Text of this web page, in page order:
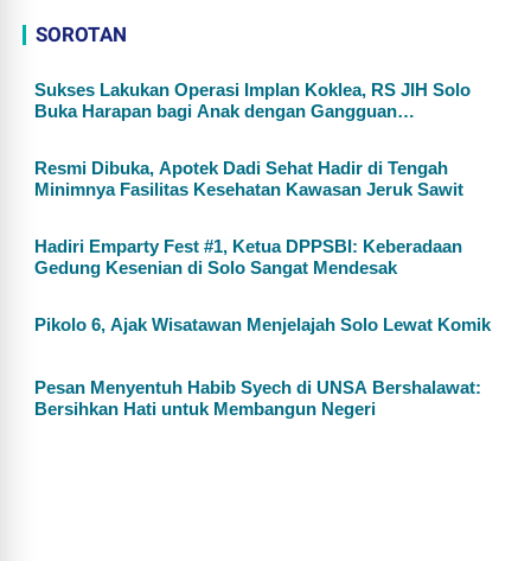
SOROTAN
Sukses Lakukan Operasi Implan Koklea, RS JIH Solo
Buka Harapan bagi Anak dengan Gangguan
Resmi Dibuka, Apotek Dadi Sehat Hadir di Tengah
Minimnya Fasilitas Kesehatan Kawasan Jeruk Sawit
Hadiri Emparty Fest #1, Ketua DPPSBI: Keberadaan
Gedung Kesenian di Solo Sangat Mendesak
Pikolo 6, Ajak Wisatawan Menjelajah Solo Lewat Komik
Pesan Menyentuh Habib Syech di UNSA Bershalawat:
Bersihkan Hati untuk Membangun Negeri